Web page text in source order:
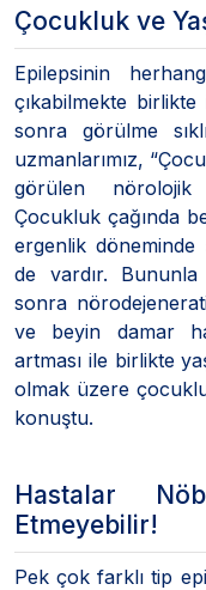
Çocukluk ve
Epilepsinin
çıkabilmekte
sonra görülme
uzmanlarımız,
görülen nörolojik
Çocukluk çağında
ergenlik
de vardır.
sonra
ve beyin damar
artması ile birlikte
olmak üzere
konuştu.
Hastalar
Etmeyebilir!
Pek çok farklı tip